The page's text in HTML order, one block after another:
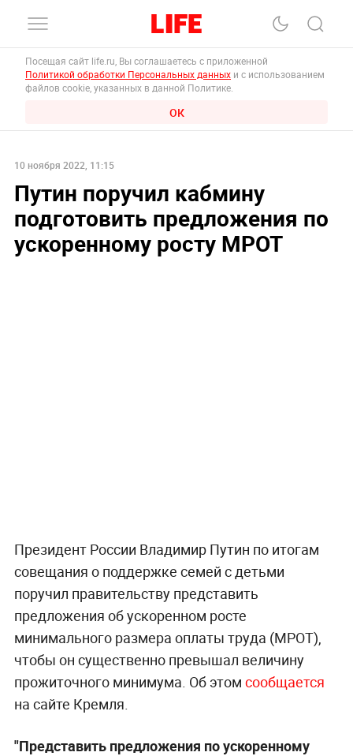
Посещая сайт life.ru, Вы соглашаетесь с приложенной
Политикой обработки Персональных данных и с использованием
файлов cookie, указанных в данной Политике.
ОК
10 ноября 2022, 11:15
Путин поручил кабмину
подготовить предложения по
ускоренному росту МРОТ
Президент России Владимир Путин по итогам
совещания о поддержке семей с детьми
поручил правительству представить
предложения об ускоренном росте
минимального размера оплаты труда (МРОТ),
чтобы он существенно превышал величину
прожиточного минимума. Об этом сообщается
на сайте Кремля.
"Представить предложения по ускоренному